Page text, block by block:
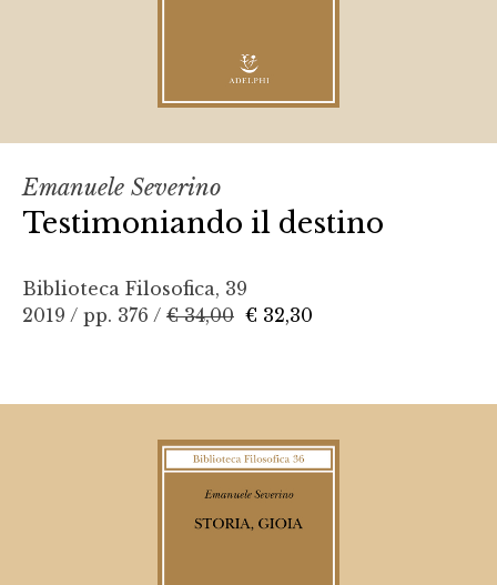
Emanuele Severino
Testimoniando il destino
Biblioteca Filosofica, 39
2019 / pp. 376 / € 34,00 € 32,30